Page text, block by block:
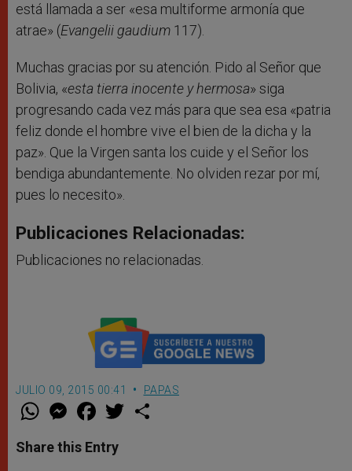
está llamada a ser «esa multiforme armonía que
atrae» (Evangelii gaudium 117).
Muchas gracias por su atención. Pido al Señor que
Bolivia, «esta tierra inocente y hermosa» siga
progresando cada vez más para que sea esa «patria
feliz donde el hombre vive el bien de la dicha y la
paz». Que la Virgen santa los cuide y el Señor los
bendiga abundantemente. No olviden rezar por mí,
pues lo necesito».
Publicaciones Relacionadas:
Publicaciones no relacionadas.
JULIO 09, 2015 00:41 PAPAS
W
t
s
M
e
s
e
F
a
e
b
w
Share this Entry